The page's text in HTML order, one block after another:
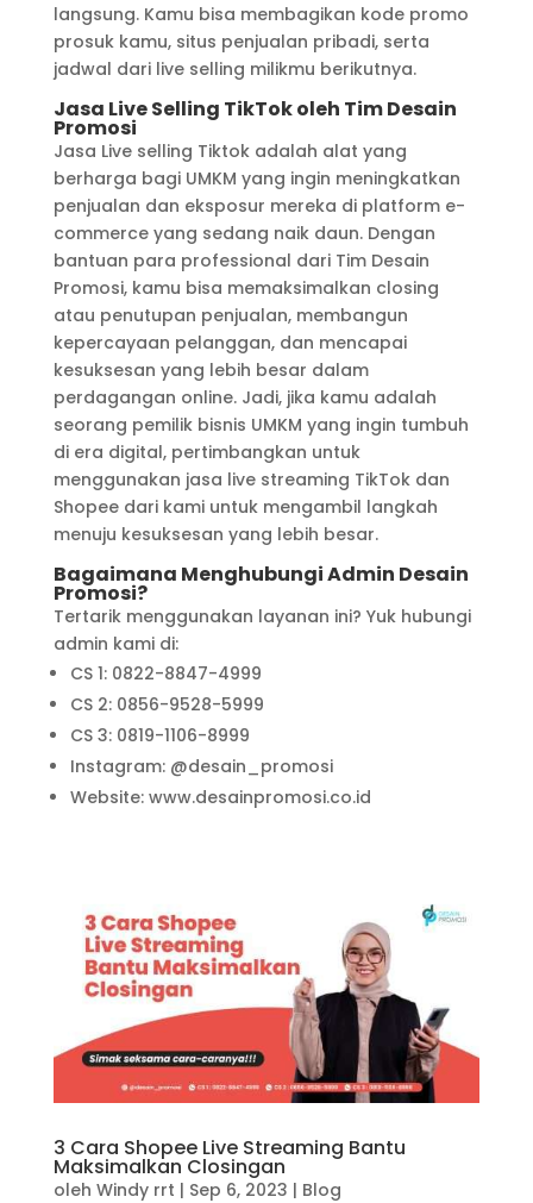
langsung. Kamu bisa membagikan kode promo
prosuk kamu, situs penjualan pribadi, serta
jadwal dari live selling milikmu berikutnya.
Jasa Live Selling TikTok oleh Tim Desain
Promosi
Jasa Live selling Tiktok adalah alat yang
berharga bagi UMKM yang ingin meningkatkan
penjualan dan eksposur mereka di platform e-
commerce yang sedang naik daun. Dengan
bantuan para professional dari Tim Desain
Promosi, kamu bisa memaksimalkan closing
atau penutupan penjualan, membangun
kepercayaan pelanggan, dan mencapai
kesuksesan yang lebih besar dalam
perdagangan online. Jadi, jika kamu adalah
seorang pemilik bisnis UMKM yang ingin tumbuh
di era digital, pertimbangkan untuk
menggunakan jasa live streaming TikTok dan
Shopee dari kami untuk mengambil langkah
menuju kesuksesan yang lebih besar.
Bagaimana Menghubungi Admin Desain
Promosi?
Tertarik menggunakan layanan ini? Yuk hubungi
admin kami di:
CS 1: 0822-8847-4999
CS 2: 0856-9528-5999
CS 3: 0819-1106-8999
Instagram: @desain_promosi
Website: www.desainpromosi.co.id
3 Cara Shopee Live Streaming Bantu
Maksimalkan Closingan
oleh Windy rrt | Sep 6, 2023 | Blog